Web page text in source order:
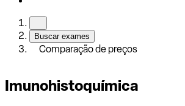
Buscar exames
Comparação de preços
Imunohistoquímica